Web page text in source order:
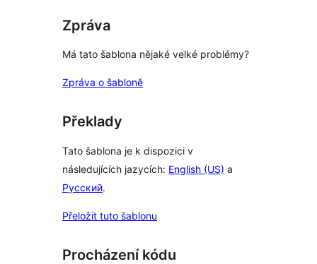
Zpráva
Má tato šablona nějaké velké problémy?
Zpráva o šabloně
Překlady
Tato šablona je k dispozici v
následujících jazycích: English (US) a
Русский.
Přeložit tuto šablonu
Procházení kódu